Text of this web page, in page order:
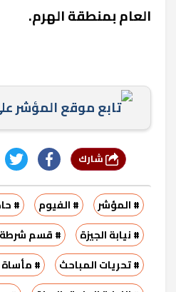
العام بمنطقة الهرم.
تابع موقع المؤشر
# المؤشر # الفيوم
#
# نيابة الجيزة
# قسم شرطة
# تحريات المباحث
# مأساة